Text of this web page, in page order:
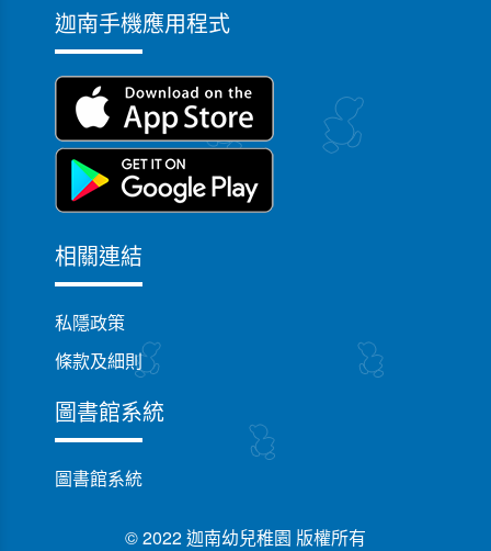
迦南手機應用程式
相關連結
私隱政策
條款及細則
圖書館系統
圖書館系統
© 2022 迦南幼兒稚園 版權所有